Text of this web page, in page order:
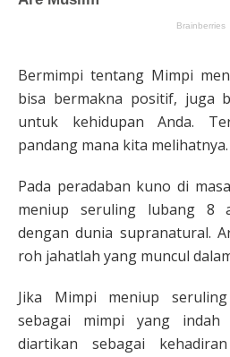
Bermimpi tentang Mimpi
bisa bermakna positif, juga
untuk kehidupan Anda.
pandang mana kita melihatnya.
Pada peradaban kuno di
meniup seruling lubang 8
dengan dunia supranatural.
roh jahatlah yang muncul
Jika Mimpi meniup
sebagai mimpi yang indah
diartikan sebagai